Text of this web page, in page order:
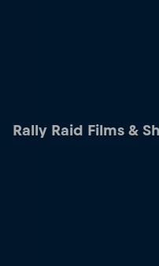
Rally Raid Films &